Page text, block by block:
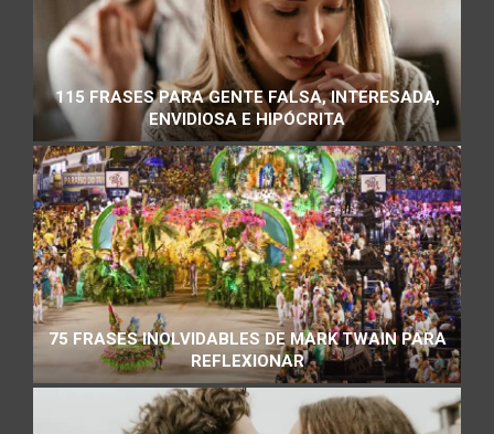
115 FRASES PARA GENTE FALSA, INTERESADA,
ENVIDIOSA E HIPÓCRITA
75 FRASES INOLVIDABLES DE MARK TWAIN PARA
REFLEXIONAR